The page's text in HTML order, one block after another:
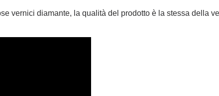
vernici diamante, la qualitàdel prodotto è la stessa della